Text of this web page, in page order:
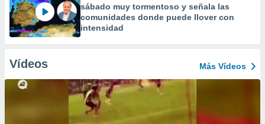
sábado muy tormentoso y señala las
comunidades donde puede llover con
intensidad
Vídeos Más Vídeos